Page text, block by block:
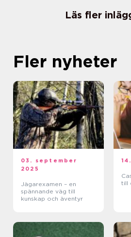
Läs fler
Fler nyheter
03. september
2025
Jägarexamen – en
spännande väg till
kunskap och äventyr
till